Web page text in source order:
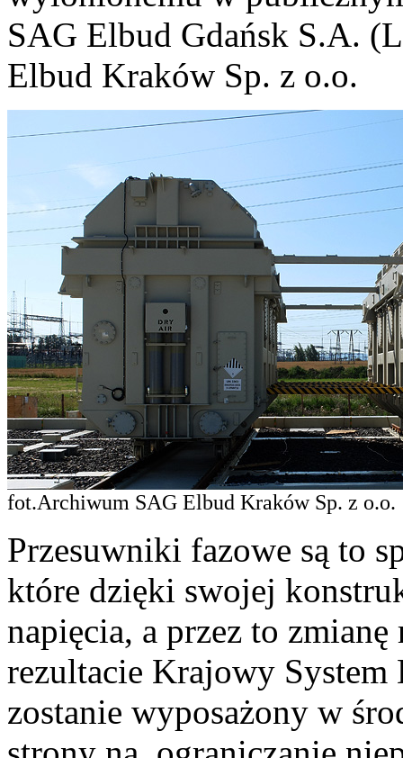
SAG Elbud Gdańsk S.A.
Elbud Kraków Sp. z o.o.
fot.Archiwum SAG Elbud Kraków Sp. z o.o.
Przesuwniki fazowe są to
które dzięki swojej
napięcia, a przez to
rezultacie Krajowy
zostanie wyposażony w